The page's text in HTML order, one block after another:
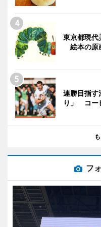
東京都現代
絵本の原
連勝目指す
り」 コー
フ